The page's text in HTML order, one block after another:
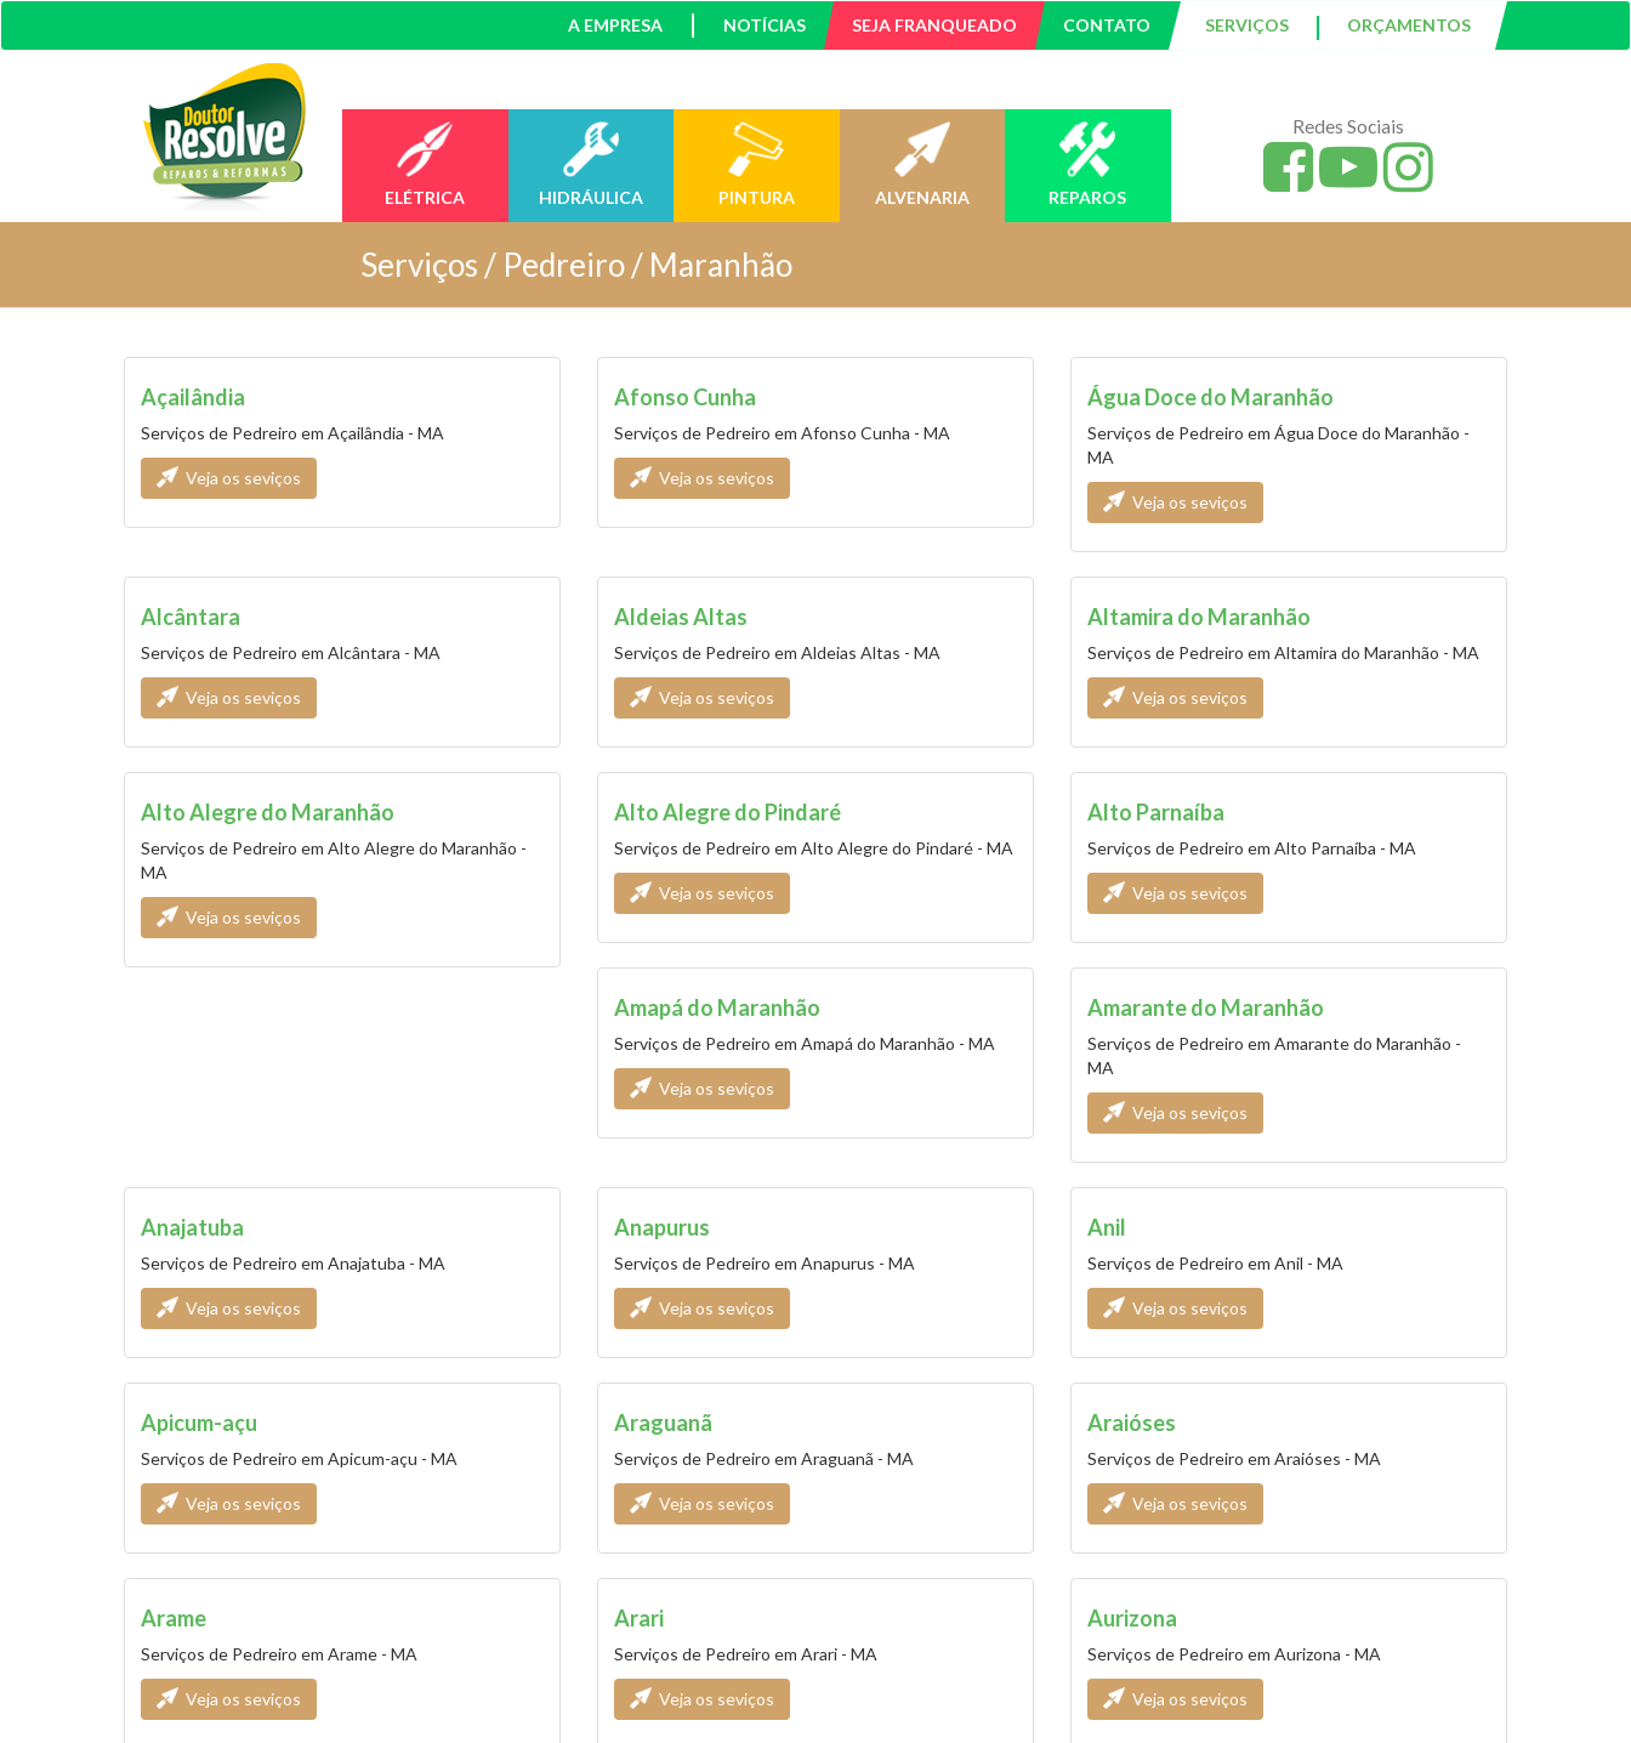
A EMPRESA NOTÍCIAS SEJA FRANQUEADO CONTATO SERVIÇOS | ORÇAMENTOS
ELÉTRICA HIDRÁULICA PINTURA ALVENARIA REPAROS
Redes Sociais
Serviços / Pedreiro / Maranhão
Açailândia
Serviços de Pedreiro em Açailândia - MA
Veja os seviços
Afonso Cunha
Serviços de Pedreiro em Afonso Cunha - MA
Veja os seviços
Água Doce do Maranhão
Serviços de Pedreiro em Água Doce do Maranhão -
MA
Veja os seviços
Alcântara
Serviços de Pedreiro em Alcântara - MA
Veja os seviços
Aldeias Altas
Serviços de Pedreiro em Aldeias Altas - MA
Veja os seviços
Altamira do Maranhão
Serviços de Pedreiro em Altamira do Maranhão - MA
Veja os seviços
Alto Alegre do Maranhão
Serviços de Pedreiro em Alto Alegre do Maranhão -
MA
Veja os seviços
Alto Alegre do Pindaré
Serviços de Pedreiro em Alto Alegre do Pindaré - MA
Veja os seviços
Alto Parnaíba
Serviços de Pedreiro em Alto Parnaíba - MA
Veja os seviços
Amapá do Maranhão
Serviços de Pedreiro em Amapá do Maranhão - MA
Veja os seviços
Amarante do Maranhão
Serviços de Pedreiro em Amarante do Maranhão -
MA
Veja os seviços
Anajatuba
Serviços de Pedreiro em Anajatuba - MA
Veja os seviços
Anapurus
Serviços de Pedreiro em Anapurus - MA
Veja os seviços
Anil
Serviços de Pedreiro em Anil - MA
Veja os seviços
Apicum-açu
Serviços de Pedreiro em Apicum-açu - MA
Veja os seviços
Araguanã
Serviços de Pedreiro em Araguanã - MA
Veja os seviços
Araióses
Serviços de Pedreiro em Araióses - MA
Veja os seviços
Arame
Serviços de Pedreiro em Arame - MA
Veja os seviços
Arari
Serviços de Pedreiro em Arari - MA
Veja os seviços
Aurizona
Serviços de Pedreiro em Aurizona - MA
Veja os seviços